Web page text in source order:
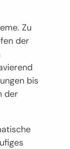
Zu
der
bis
der